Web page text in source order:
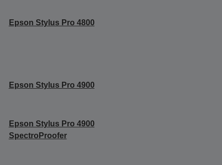
Epson Stylus Pro 4800
Epson Stylus Pro 4900
Epson Stylus Pro 4900
SpectroProofer